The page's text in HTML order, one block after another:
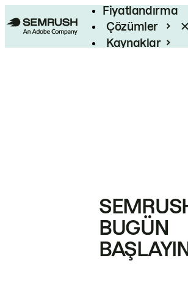
Fiyatlandırma
Çözümler
Kaynaklar
BUGÜN
BAŞLAYIN